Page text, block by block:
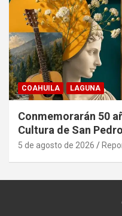
COAHUILA LAGUNA
Conmemorarán 50
Cultura de San Pedro
5 de agosto de 2026